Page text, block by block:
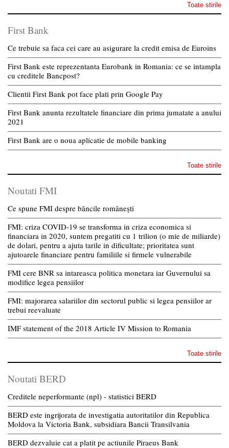
Toate stirile
First Bank
Ce trebuie sa faca cei care au asigurare la credit emisa de Euroins
First Bank este reprezentanta Eurobank in Romania: ce se intampla
cu creditele Bancpost?
Clientii First Bank pot face plati prin Google Pay
First Bank anunta rezultatele financiare din prima jumatate a anului
2021
First Bank are o noua aplicatie de mobile banking
Toate stirile
Noutati FMI
Ce spune FMI despre băncile românești
FMI: criza COVID-19 se transforma in criza economica si
financiara in 2020, suntem pregatiti cu 1 trilion (o mie de miliarde)
de dolari, pentru a ajuta tarile in dificultate; prioritatea sunt
ajutoarele financiare pentru familiile si firmele vulnerabile
FMI cere BNR sa intareasca politica monetara iar Guvernului sa
modifice legea pensiilor
FMI: majorarea salariilor din sectorul public si legea pensiilor ar
trebui reevaluate
IMF statement of the 2018 Article IV Mission to Romania
Toate stirile
Noutati BERD
Creditele neperformante (npl) - statistici BERD
BERD este ingrijorata de investigatia autoritatilor din Republica
Moldova la Victoria Bank, subsidiara Bancii Transilvania
BERD dezvaluie cat a platit pe actiunile Piraeus Bank